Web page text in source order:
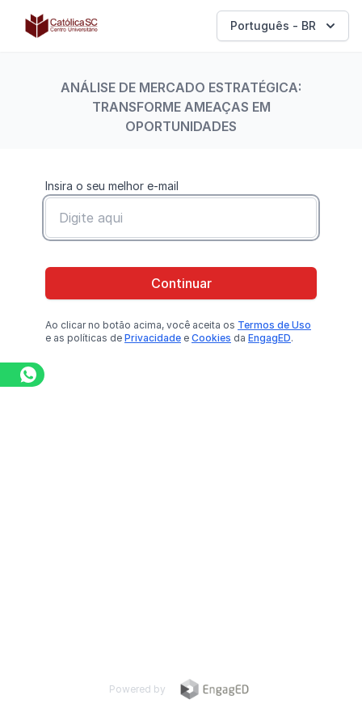
Católica SC | Experts Português - BR
ANÁLISE DE MERCADO ESTRATÉGICA:
TRANSFORME AMEAÇAS EM
OPORTUNIDADES
Insira o seu melhor e-mail
Continuar
Ao clicar no botão acima, você aceita os Termos de Uso
e as políticas de Privacidade e Cookies da EngagED.
Powered by